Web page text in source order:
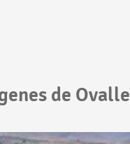
de Ovalle